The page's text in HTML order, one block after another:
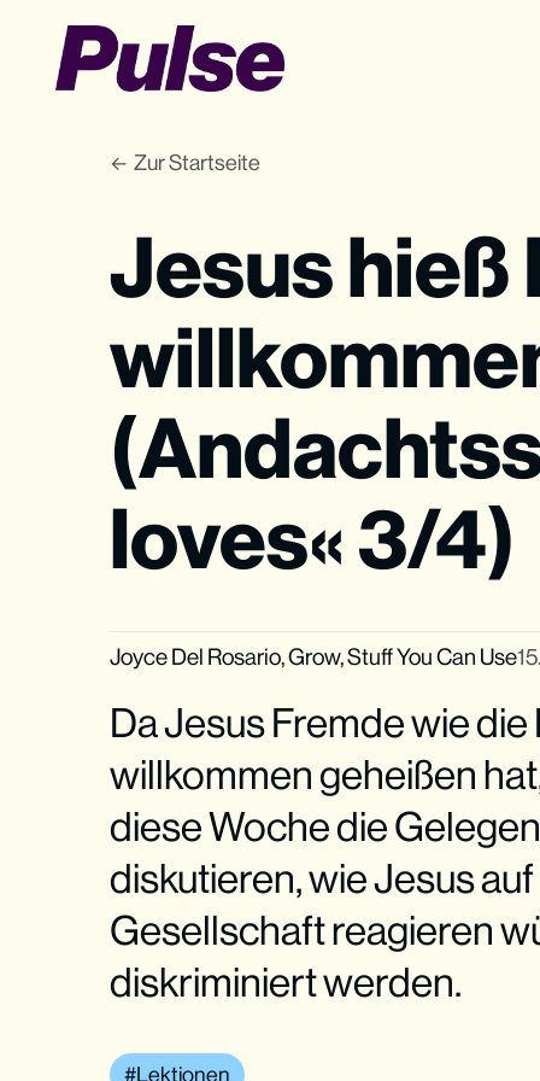
Zur Startseite
Jesus hieß
loves« 3/4)
Joyce Del Rosario,Grow,Stuff You Can Use
Da Jesus Fremde wie
willkommen geheißen
diese Woche die
diskutieren, wie Jesus
Gesellschaft reagieren
diskriminiert werden.
Lektionen